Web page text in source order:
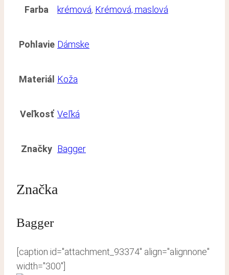
Farba krémová, Krémová, maslová
Pohlavie Dámske
Materiál Koža
Veľkosť Veľká
Značky Bagger
Značka
Bagger
[caption id="attachment_93374" align="alignnone"
width="300"]